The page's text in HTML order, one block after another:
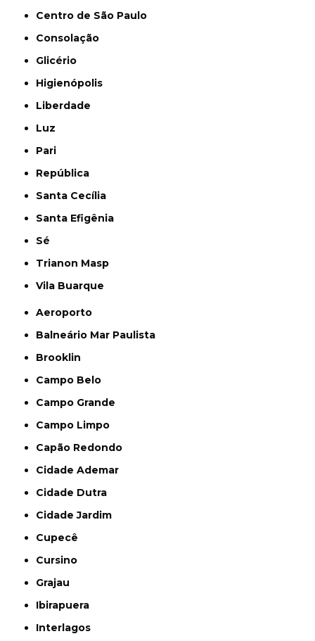
Centro de São Paulo
Consolação
Glicério
Higienópolis
Liberdade
Luz
Pari
República
Santa Cecília
Santa Efigênia
Sé
Trianon Masp
Vila Buarque
Aeroporto
Balneário Mar Paulista
Brooklin
Campo Belo
Campo Grande
Campo Limpo
Capão Redondo
Cidade Ademar
Cidade Dutra
Cidade Jardim
Cupecê
Cursino
Grajau
Ibirapuera
Interlagos